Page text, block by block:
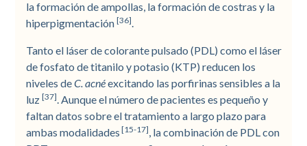
la formación de ampollas, la formación de costras y la
hiperpigmentación[36]
Tanto el láser de colorante pulsado (PDL) como el láser
de fosfato de titanilo y potasio (KTP) reducen los
niveles deC. acnéexcitando las porfirinas sensibles a la
luz[37] . Aunque el número de pacientes es pequeño y
faltan datos sobre el tratamiento a largo plazo para
ambas modalidades [15-17] , la combinación de PDL con